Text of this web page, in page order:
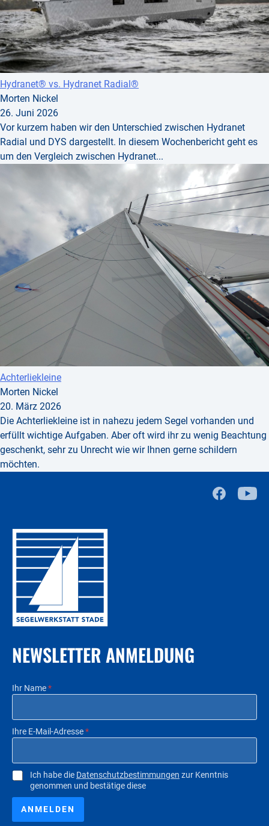
Hydranet® vs. Hydranet Radial®
Morten Nickel
26. Juni 2026
Vor kurzem haben wir den Unterschied zwischen Hydranet
Radial und DYS dargestellt. In diesem Wochenbericht geht es
um den Vergleich zwischen Hydranet...
Achterliekleine
Morten Nickel
20. März 2026
Die Achterliekleine ist in nahezu jedem Segel vorhanden und
erfüllt wichtige Aufgaben. Aber oft wird ihr zu wenig Beachtung
geschenkt, sehr zu Unrecht wie wir Ihnen gerne schildern
möchten.
NEWSLETTER ANMELDUNG
Ihr Name*
Ihre E-Mail-Adresse*
C
e
k
Ich habe die Datenschutzbestimmungen zur Kenntnis
genommen und bestätige diese
ANMELDEN